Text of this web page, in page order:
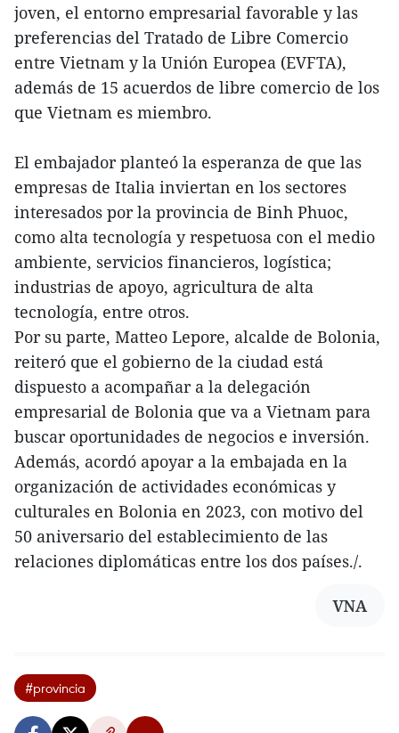
joven, el entorno empresarial favorable y las
preferencias del Tratado de Libre Comercio
entre Vietnam y la Unión Europea (EVFTA),
además de 15 acuerdos de libre comercio de los
que Vietnam es miembro.
El embajador planteó la esperanza de que las
empresas de Italia inviertan en los sectores
interesados por la provincia de Binh Phuoc,
como alta tecnología y respetuosa con el medio
ambiente, servicios financieros, logística;
industrias de apoyo, agricultura de alta
tecnología, entre otros.
Por su parte, Matteo Lepore, alcalde de Bolonia,
reiteró que el gobierno de la ciudad está
dispuesto a acompañar a la delegación
empresarial de Bolonia que va a Vietnam para
buscar oportunidades de negocios e inversión.
Además, acordó apoyar a la embajada en la
organización de actividades económicas y
culturales en Bolonia en 2023, con motivo del
50 aniversario del establecimiento de las
relaciones diplomáticas entre los dos países./.
VNA
#provincia